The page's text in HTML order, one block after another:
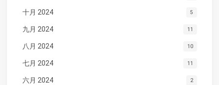
十月 2024 5
九月 2024 11
八月 2024 10
七月 2024 11
六月 2024 2